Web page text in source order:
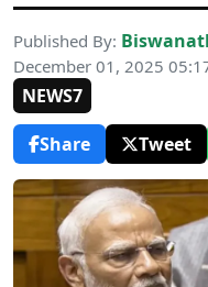
Published By:
December 01, 2025
NEWS7
Share
Tweet